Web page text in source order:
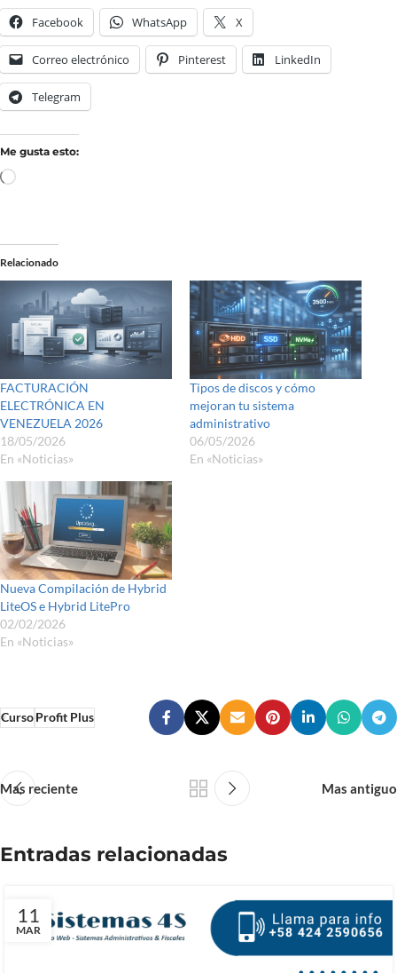
Facebook WhatsApp X
Correo electrónico Pinterest LinkedIn
Telegram
Me gusta esto:
Relacionado
FACTURACIÓN
ELECTRÓNICA EN
VENEZUELA 2026
18/05/2026
En «Noticias»
Tipos de discos y cómo
mejoran tu sistema
administrativo
06/05/2026
En «Noticias»
Nueva Compilación de Hybrid
LiteOS e Hybrid LitePro
02/02/2026
En «Noticias»
CursoProfit Plus
Mas reciente Mas antiguo
Entradas relacionadas
11
MAR